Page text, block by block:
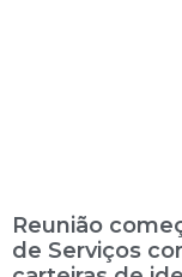
Reunião
de Serviços